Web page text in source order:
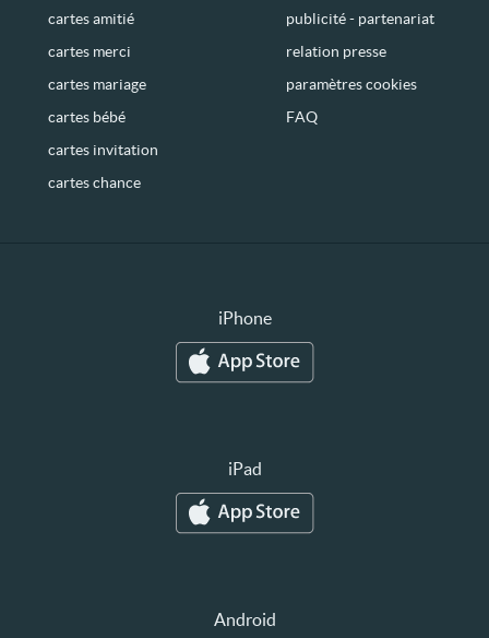
cartes amitié
cartes merci
cartes mariage
cartes bébé
cartes invitation
cartes chance
publicité - partenariat
relation presse
paramètres cookies
FAQ
iPhone
iPad
Android